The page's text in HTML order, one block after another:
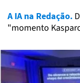
A IA na Redação.
"momento